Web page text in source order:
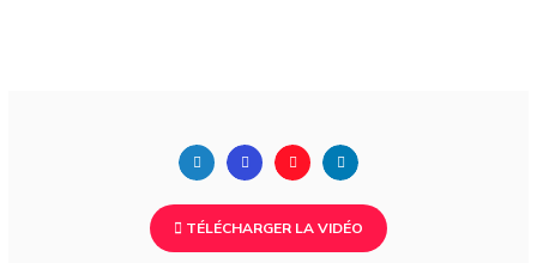
TÉLÉCHARGER LA VIDÉO